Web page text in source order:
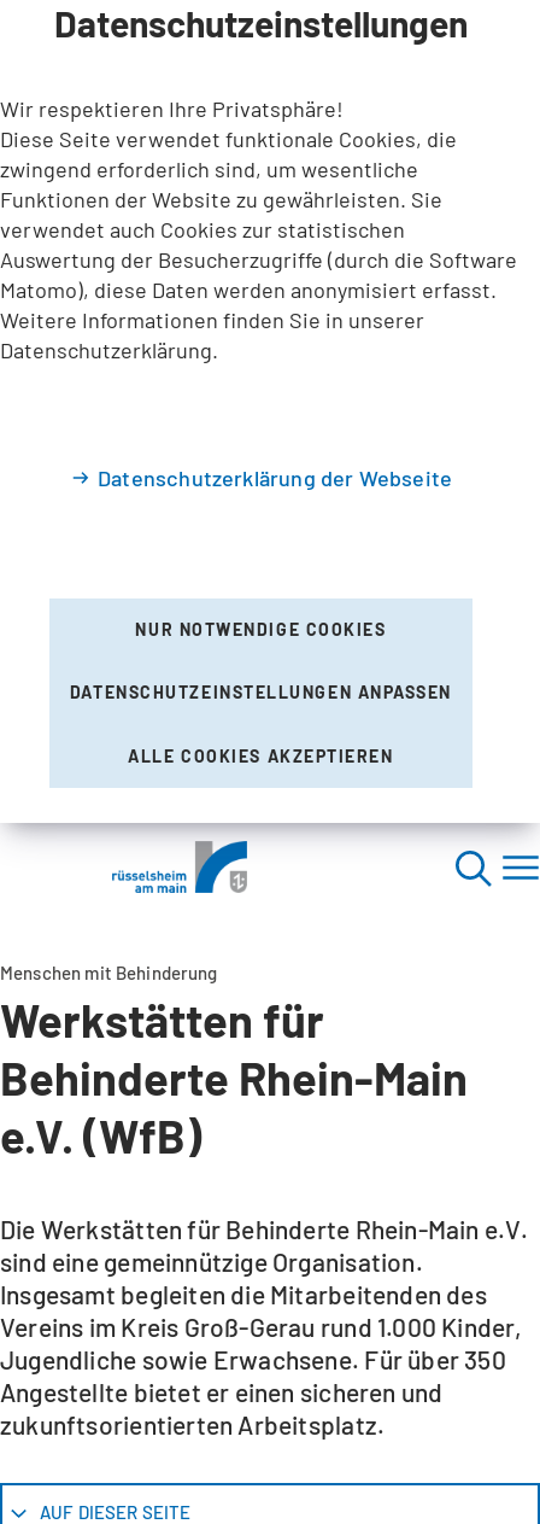
INHALT ANSPRINGEN
Datenschutzeinstellungen
Wir respektieren Ihre Privatsphäre!
Diese Seite verwendet funktionale Cookies, die
zwingend erforderlich sind, um wesentliche
Funktionen der Website zu gewährleisten. Sie
verwendet auch Cookies zur statistischen
Auswertung der Besucherzugriffe (durch die Software
Matomo), diese Daten werden anonymisiert erfasst.
Weitere Informationen finden Sie in unserer
Datenschutzerklärung.
Datenschutzerklärung der Webseite
NUR NOTWENDIGE COOKIES
DATENSCHUTZEINSTELLUNGEN ANPASSEN
ALLE COOKIES AKZEPTIEREN
Menschen mit Behinderung
Werkstätten für
Behinderte Rhein-Main
e.V. (WfB)
Die Werkstätten für Behinderte Rhein-Main e.V.
sind eine gemeinnützige Organisation.
Insgesamt begleiten die Mitarbeitenden des
Vereins im Kreis Groß-Gerau rund 1.000 Kinder,
Jugendliche sowie Erwachsene. Für über 350
Angestellte bietet er einen sicheren und
zukunftsorientierten Arbeitsplatz.
AUF DIESER SEITE